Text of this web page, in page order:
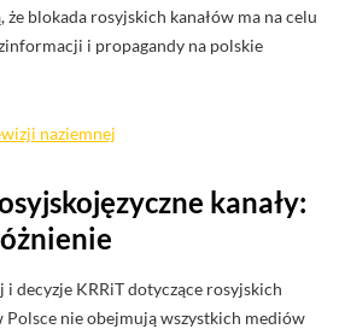
blokada rosyjskich kanałów ma na celu
i propagandy na polskie
naziemnej
kanały:
decyzje KRRiT dotyczące rosyjskich
Polsce nie obejmują wszystkich mediów